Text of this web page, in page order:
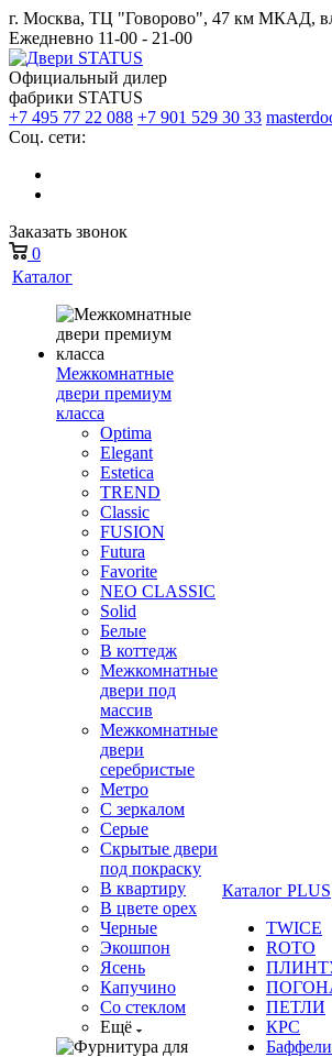
г. Москва, ТЦ "Говорово", 47 км МКАД,
Ежедневно 11-00 - 21-00
Официальный дилер
фабрики STATUS
+7 495 77 22 088 +7 901 529 30 33
Соц. сети:
Заказать звонок
0
Каталог
Межкомнатные
двери премиум
класса
Optima
Elegant
Estetica
TREND
Classic
FUSION
Futura
Favorite
NEO CLASSIC
Solid
Белые
В коттедж
Межкомнатные
двери под
массив
Межкомнатные
двери
серебристые
Метро
С зеркалом
Серые
Скрытые двери
под покраску
В квартиру
В цвете орех
Черные
Экошпон
Ясень
Капучино
Со стеклом
Ещё
Каталог PLUS
TWICE
ROTO
ПЕТЛИ
КРС
Баффели